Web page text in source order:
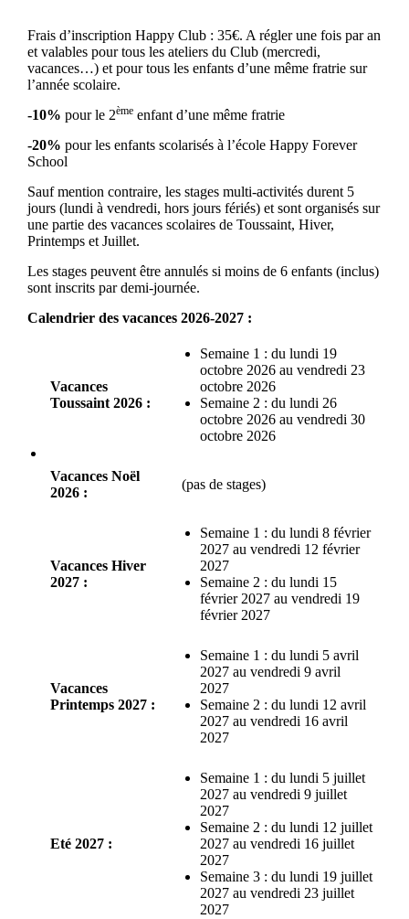
Frais d’inscription Happy Club : 35€. A régler une fois par an
et valables pour tous les ateliers du Club (mercredi,
vacances…) et pour tous les enfants d’une même fratrie sur
l’année scolaire.
-10% pour le 2ème enfant d’une même fratrie
-20% pour les enfants scolarisés à l’école Happy Forever
School
Sauf mention contraire, les stages multi-activités durent 5
jours (lundi à vendredi, hors jours fériés) et sont organisés sur
une partie des vacances scolaires de Toussaint, Hiver,
Printemps et Juillet.
Les stages peuvent être annulés si moins de 6 enfants (inclus)
sont inscrits par demi-journée.
Calendrier des vacances 2026-2027 :
Vacances
Toussaint 2026 :
Semaine 1 : du lundi 19
octobre 2026 au vendredi 23
octobre 2026
Semaine 2 : du lundi 26
octobre 2026 au vendredi 30
octobre 2026
Vacances Noël
2026 :
(pas de stages)
Vacances Hiver
2027 :
Semaine 1 : du lundi 8 février
2027 au vendredi 12 février
2027
Semaine 2 : du lundi 15
février 2027 au vendredi 19
février 2027
Vacances
Printemps 2027 :
Semaine 1 : du lundi 5 avril
2027 au vendredi 9 avril
2027
Semaine 2 : du lundi 12 avril
2027 au vendredi 16 avril
2027
Eté 2027 :
Semaine 1 : du lundi 5 juillet
2027 au vendredi 9 juillet
2027
Semaine 2 : du lundi 12 juillet
2027 au vendredi 16 juillet
2027
Semaine 3 : du lundi 19 juillet
2027 au vendredi 23 juillet
2027